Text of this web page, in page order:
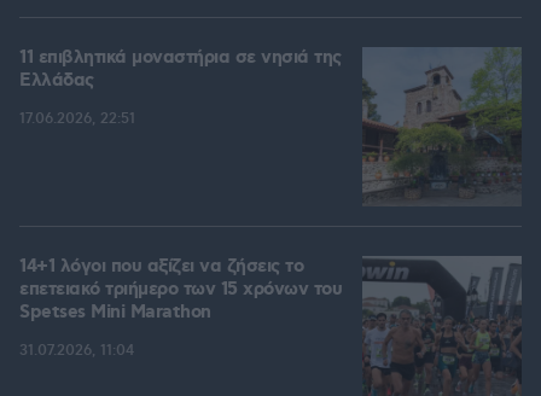
11 επιβλητικά μοναστήρια σε νησιά της
Ελλάδας
17.06.2026, 22:51
14+1 λόγοι που αξίζει να ζήσεις το
επετειακό τριήμερο των 15 χρόνων του
Spetses Mini Marathon
31.07.2026, 11:04